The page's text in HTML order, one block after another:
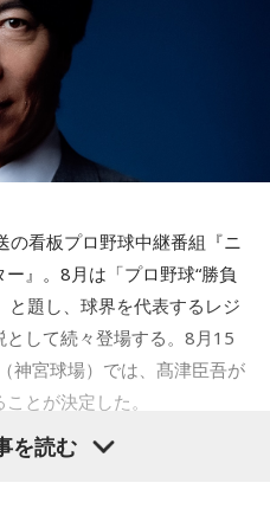
追い詰められた時に出る、
。
たが窮地で無意識に守ろう
示しています。冷静ではい
は隠れているあなたの本性
しています。あなたは追い
かを思い浮かべる、利他的
くできる、あたたかい心の
にしすぎないよう気をつけ
な悪魔」
暗示しています。あなたは
自分を守り抜く、利己的な
看板プロ野球中継番組『ニ
』。8月は「プロ野球“勝負
と題し、球界を代表するレジ
として続々登場する。8月15
神宮球場）では、髙津臣吾が
とが決定した。
を読む